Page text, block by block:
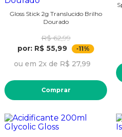
Gloss Stick 2g Translucido Brilho
Dourado
R$ 62,99
por: R$ 55,99
-11%
ou em 2x de R$ 27,99
Comprar